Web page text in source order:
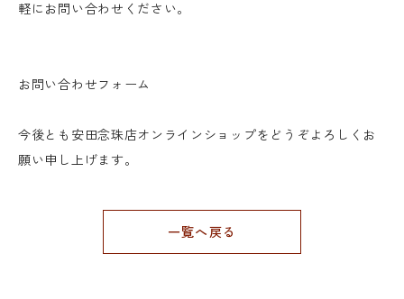
軽にお問い合わせください。
お問い合わせフォーム
今後とも安田念珠店オンラインショップをどうぞよろしくお
願い申し上げます。
一覧へ戻る